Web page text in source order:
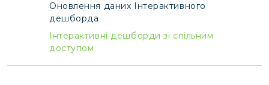
Оновлення даних Інтерактивного
дешборда
Інтерактивні дешборди зі спільним
доступом